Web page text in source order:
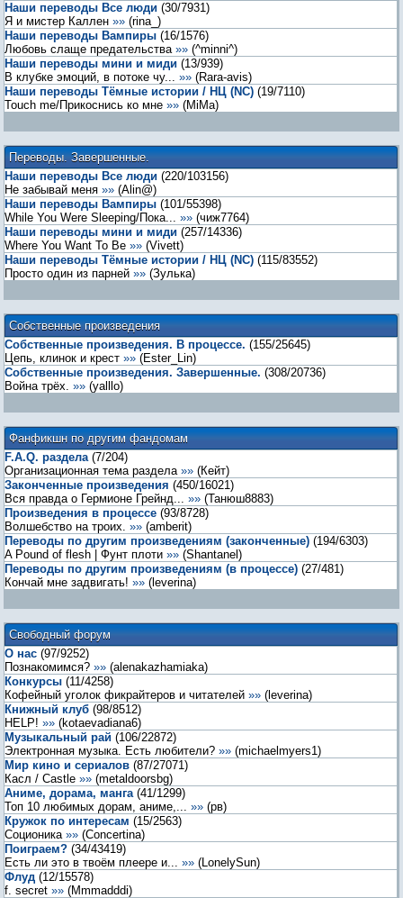
Наши переводы Все люди (30/7931)
Я и мистер Каллен »» (rina_ )
Наши переводы Вампиры (16/1576)
Любовь слаще предательства »» (^minni^)
Наши переводы мини и миди (13/939)
В клубке эмоций, в потоке чу... »» (Rara-avis)
Наши переводы Тёмные истории / НЦ (NC) (19/7110)
Touch me/Прикоснись ко мне »» (MiMa)
Переводы. Завершенные.
Наши переводы Все люди (220/103156)
Не забывай меня »» (Alin@)
Наши переводы Вампиры (101/55398)
While You Were Sleeping/Пока... »» (чиж7764)
Наши переводы мини и миди (257/14336)
Where You Want To Be »» (Vivett)
Наши переводы Тёмные истории / НЦ (NC) (115/83552)
Просто один из парней »» (Зулька)
Собственные произведения
Собственные произведения. В процессе. (155/25645)
Цепь, клинок и крест »» (Ester_Lin)
Собственные произведения. Завершенные. (308/20736)
Война трёх. »» (yalllo)
Фанфикшн по другим фандомам
F.A.Q. раздела (7/204)
Организационная тема раздела »» (Кейт)
Законченные произведения (450/16021)
Вся правда о Гермионе Грейнд... »» (Танюш8883)
Произведения в процессе (93/8728)
Волшебство на троих. »» (amberit)
Переводы по другим произведениям (законченные) (194/6303)
A Pound of flesh | Фунт плоти »» (Shantanel )
Переводы по другим произведениям (в процессе) (27/481)
Кончай мне задвигать! »» ( leverina)
Свободный форум
О нас (97/9252)
Познакомимся? »» (alenakazhamiaka)
Конкурсы (11/4258)
Кофейный уголок фикрайтеров и читателей »» ( leverina)
Книжный клуб (98/8512)
HELP! »» (kotaevadiana6)
Музыкальный рай (106/22872)
Электронная музыка. Есть любители? »» (michaelmyers1)
Мир кино и сериалов (87/27071)
Касл / Castle »» (metaldoorsbg)
Аниме, дорама, манга (41/1299)
Топ 10 любимых дорам, аниме,... »» (рв)
Кружок по интересам (15/2563)
Соционика »» (Concertina)
Поиграем? (34/43419)
Есть ли это в твоём плеере и... »» (LonelySun)
Флуд (12/15578)
f. secret »» (Mmmadddi)